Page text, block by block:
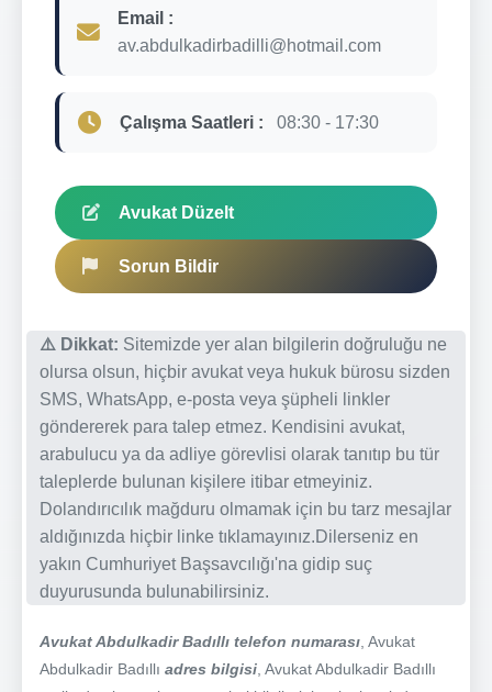
Email :
av.abdulkadirbadilli@hotmail.com
Çalışma Saatleri : 08:30 - 17:30
Avukat Düzelt
Sorun Bildir
⚠️ Dikkat: Sitemizde yer alan bilgilerin doğruluğu ne
olursa olsun, hiçbir avukat veya hukuk bürosu sizden
SMS, WhatsApp, e-posta veya şüpheli linkler
göndererek para talep etmez. Kendisini avukat,
arabulucu ya da adliye görevlisi olarak tanıtıp bu tür
taleplerde bulunan kişilere itibar etmeyiniz.
Dolandırıcılık mağduru olmamak için bu tarz mesajlar
aldığınızda hiçbir linke tıklamayınız.Dilerseniz en
yakın Cumhuriyet Başsavcılığı'na gidip suç
duyurusunda bulunabilirsiniz.
Avukat Abdulkadir Badıllı telefon numarası , Avukat
Abdulkadir Badıllı adres bilgisi , Avukat Abdulkadir Badıllı